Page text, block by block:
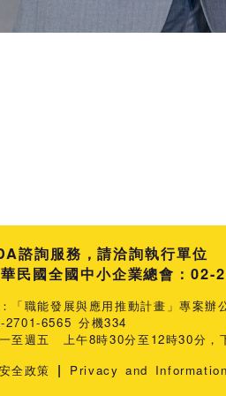
諮詢服務，請洽詢執行單位
民國全國中小企業總會：02-
「職能發展與應用推動計畫」專案辦
2701-6565 分機334
至週五 上午8時30分至12時30分，
全政策 | Privacy and